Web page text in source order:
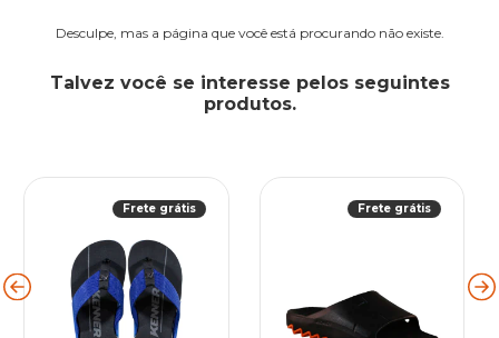
Desculpe, mas a página que você está procurando não existe.
Talvez você se interesse pelos seguintes
produtos.
Frete grátis Frete grátis